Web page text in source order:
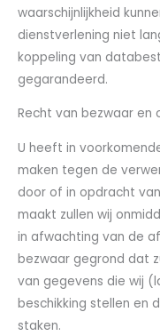
waarschijnlijkheid
dienstverlening niet
koppeling van
gegarandeerd.
Recht van bezwaar en
U heeft in
maken tegen de
door of in opdracht
maakt zullen wij
in afwachting van de
bezwaar gegrond dat
van gegevens die wij
beschikking stellen en
staken.